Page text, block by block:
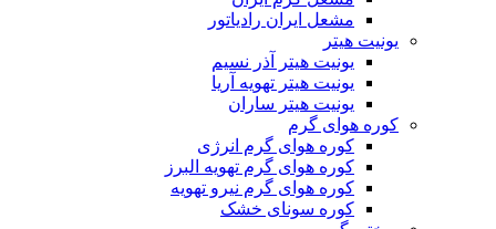
مشعل ایران رادیاتور
یونیت هیتر
یونیت هیتر آذر نسیم
یونیت هیتر تهویه آریا
یونیت هیتر ساران
کوره هوای گرم
کوره هوای گرم انرژی
کوره هوای گرم تهویه البرز
کوره هوای گرم نیرو تهویه
کوره سونای خشک